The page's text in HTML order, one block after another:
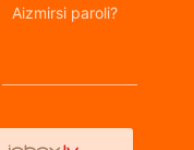
Aizmirsi paroli?